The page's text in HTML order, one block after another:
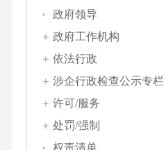
政府领导
政府工作机构
依法行政
涉企行政检查公示专栏
许可/服务
处罚/强制
权责清单